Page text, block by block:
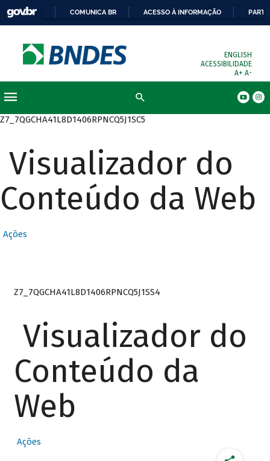
COMUNICA BR ACESSO À INFORMAÇÃO
ENGLISH
ACESSIBILIDADE
A+ A-
Z7_7QGCHA41L8D1406RPNCQ5J1SC5
Visualizador do
Conteúdo da Web
Ações
Z7_7QGCHA41L8D1406RPNCQ5J1SS4
Visualizador do
Conteúdo da
Web
Ações